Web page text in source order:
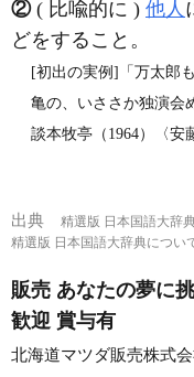
②( 比喩的に ) 他人
どをすること。
[初出の実例]「万太郎
亀の、いささか独演会
談本牧亭（1964）〈安
出典
精選版 日本国語大辞
精選版 日本国語大辞典につ
販売 あなたの夢に
歓迎 賞与有
北海道マツダ販売株式